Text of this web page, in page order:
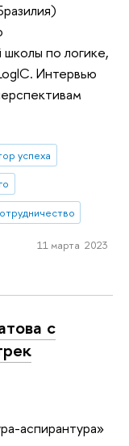
школы по логике,
Интервью
успеха
11 марта 2023
с
аспирантура»